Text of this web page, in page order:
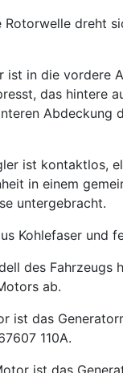
Rotorwelle dreht
ist in die vordere
das hintere
Abdeckung
ist kontaktlos,
in einem
untergebracht.
Kohlefaser und
des Fahrzeugs
ab.
ist das
110A.
ist das